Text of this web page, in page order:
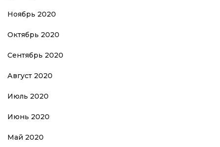
Ноябрь 2020
Октябрь 2020
Сентябрь 2020
Август 2020
Июль 2020
Июнь 2020
Май 2020